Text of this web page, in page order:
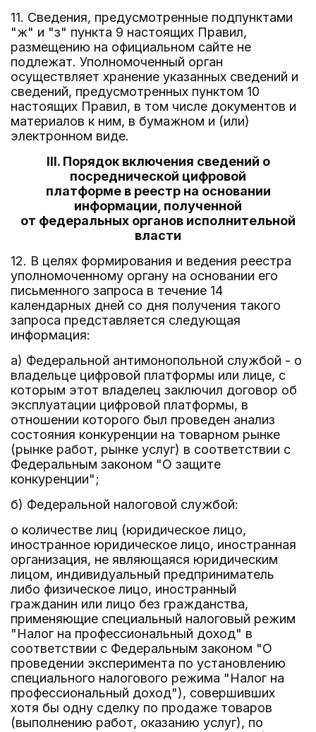
11. Сведения, предусмотренные подпунктами
"ж" и "з" пункта 9 настоящих Правил,
размещению на официальном сайте не
подлежат. Уполномоченный орган
осуществляет хранение указанных сведений и
сведений, предусмотренных пунктом 10
настоящих Правил, в том числе документов и
материалов к ним, в бумажном и (или)
электронном виде.
III. Порядок включения сведений о
посреднической цифровой
платформе в реестр на основании
информации, полученной
от федеральных органов исполнительной
власти
12. В целях формирования и ведения реестра
уполномоченному органу на основании его
письменного запроса в течение 14
календарных дней со дня получения такого
запроса представляется следующая
информация:
а) Федеральной антимонопольной службой - о
владельце цифровой платформы или лице, с
которым этот владелец заключил договор об
эксплуатации цифровой платформы, в
отношении которого был проведен анализ
состояния конкуренции на товарном рынке
(рынке работ, рынке услуг) в соответствии с
Федеральным законом "О защите
конкуренции";
б) Федеральной налоговой службой:
о количестве лиц (юридическое лицо,
иностранное юридическое лицо, иностранная
организация, не являющаяся юридическим
лицом, индивидуальный предприниматель
либо физическое лицо, иностранный
гражданин или лицо без гражданства,
применяющие специальный налоговый режим
"Налог на профессиональный доход" в
соответствии с Федеральным законом "О
проведении эксперимента по установлению
специального налогового режима "Налог на
профессиональный доход"), совершивших
хотя бы одну сделку по продаже товаров
(выполнению работ, оказанию услуг), по